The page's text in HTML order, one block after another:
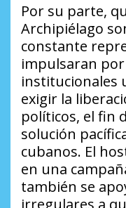
Por su parte,
Archipiélago
constante
impulsaran por
institucionales
exigir la
políticos, el fin
solución
cubanos. El
en una
también se
irregulares a